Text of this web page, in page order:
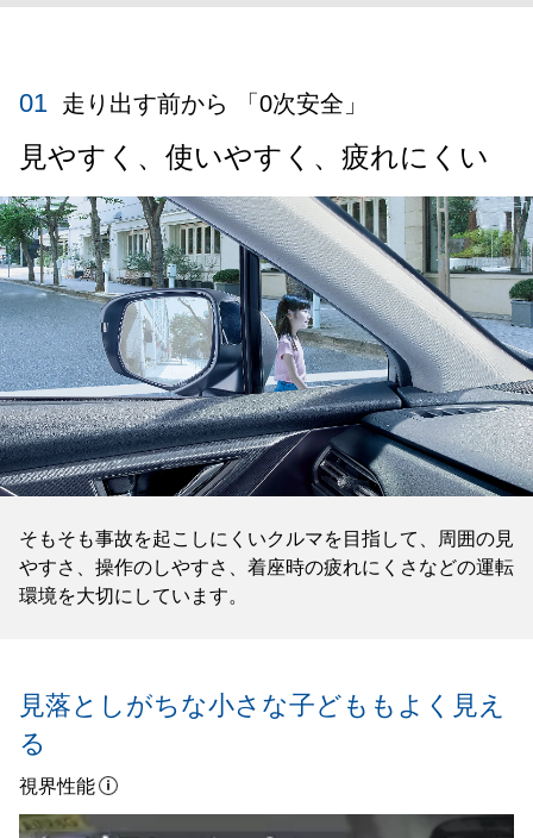
01 走り出す前から 「0次安全」
見やすく、使いやすく、疲れにくい
そもそも事故を起こしにくいクルマを目指して、周囲の見
やすさ、操作のしやすさ、着座時の疲れにくさなどの運転
環境を大切にしています。
見落としがちな小さな子どもも よく見え
る
視界性能